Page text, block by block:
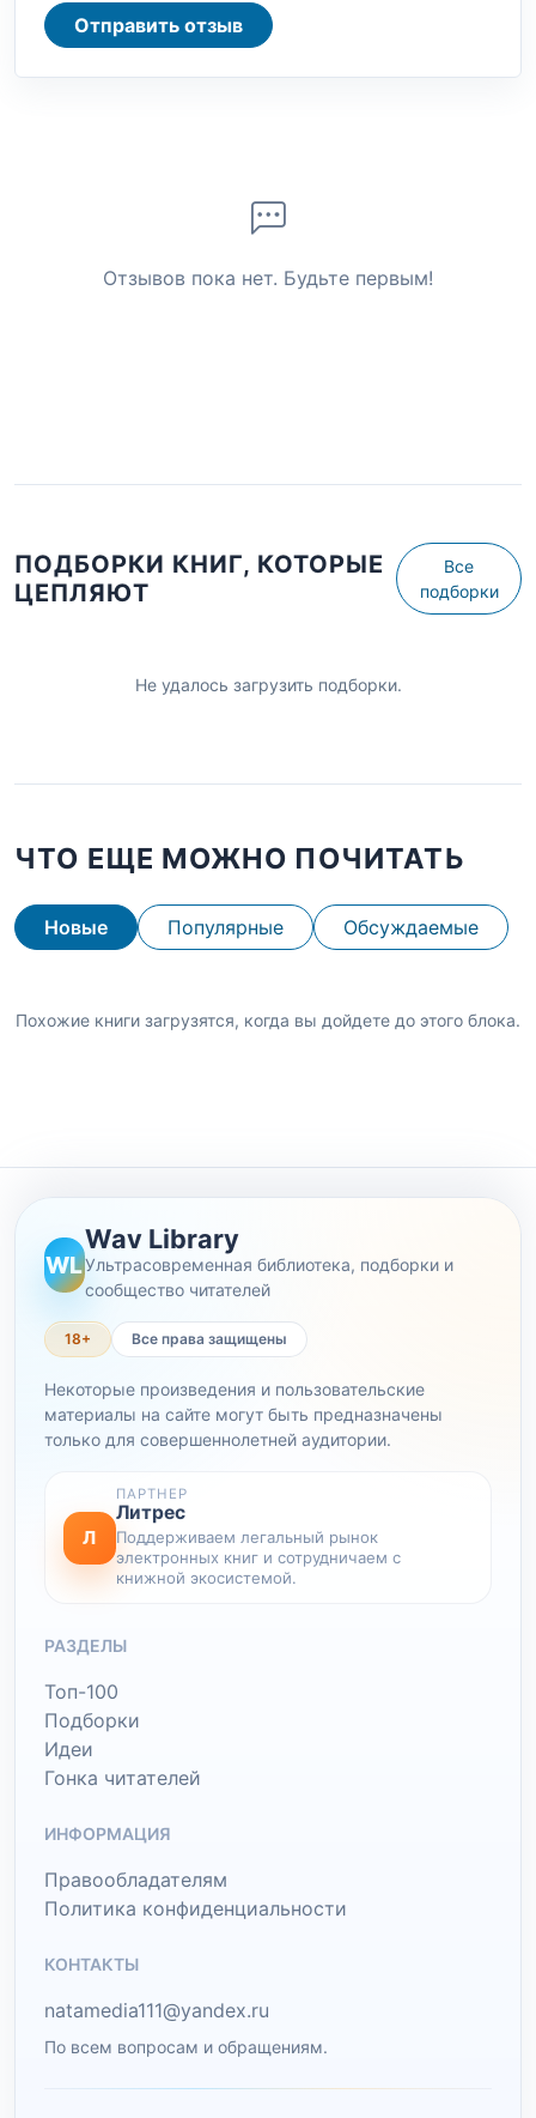
Отправить отзыв
Отзывов пока нет. Будьте первым!
ПОДБОРКИ КНИГ, КОТОРЫЕ
ЦЕПЛЯЮТ
Все
подборки
Не удалось загрузить подборки.
ЧТО ЕЩЕ МОЖНО ПОЧИТАТЬ
Новые Популярные Обсуждаемые
Похожие книги загрузятся, когда вы дойдете до этого блока.
WL
Wav Library
Ультрасовременная библиотека, подборки и
сообщество читателей
18+ Все права защищены
Некоторые произведения и пользовательские
материалы на сайте могут быть предназначены
только для совершеннолетней аудитории.
Л
ПАРТНЕР
Литрес
Поддерживаем легальный рынок
электронных книг и сотрудничаем с
книжной экосистемой.
РАЗДЕЛЫ
Топ-100
Подборки
Идеи
Гонка читателей
ИНФОРМАЦИЯ
Правообладателям
Политика конфиденциальности
КОНТАКТЫ
natamedia111@yandex.ru
По всем вопросам и обращениям.